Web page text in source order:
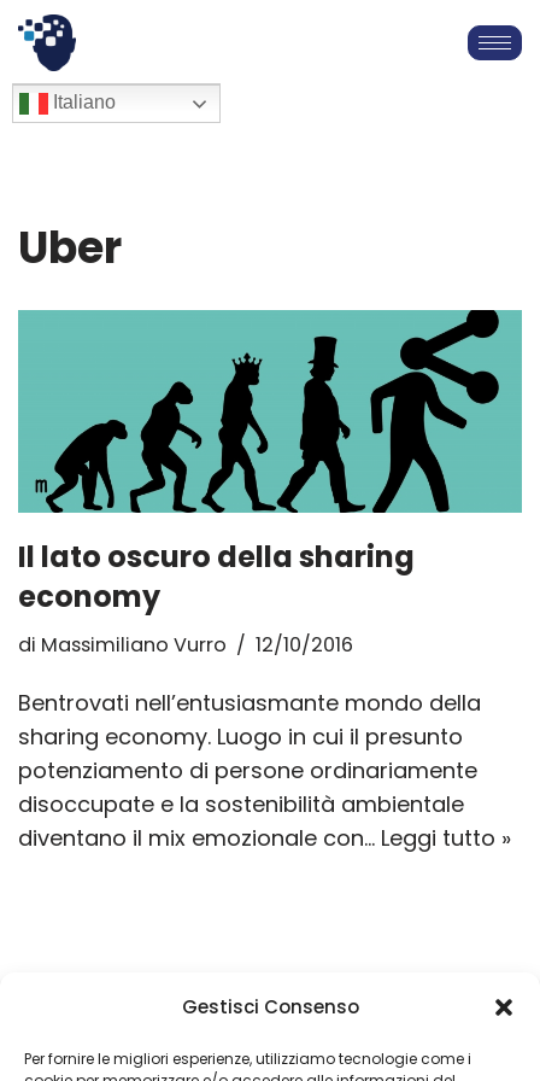
Gestisci Consenso
Per fornire le migliori esperienze, utilizziamo tecnologie come i
Vai
al
English
Français
Italiano
Uber
Il lato oscuro della sharing
economy
di Massimiliano Vurro 12/10/2016
Bentrovati nell’entusiasmante mondo della
sharing economy. Luogo in cui il presunto
potenziamento di persone ordinariamente
disoccupate e la sostenibilità ambientale
diventano il mix emozionale con… Leggi tutto »